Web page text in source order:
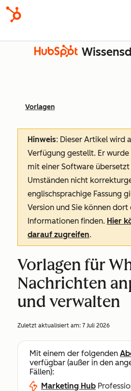
Vorlagen
Hinweis: Dieser Artikel wird
Verfügung gestellt. Er
mit einer Software
Umständen nicht
englischsprachige Fassung
Version und Sie können
Informationen finden. Hier
darauf zugreifen.
Vorlagen für
Nachrichten
und verwalten
Zuletzt aktualisiert am: 7 Juli 2026
Mit einem der folgenden
verfügbar (außer in den
Fällen):
Marketing Hub